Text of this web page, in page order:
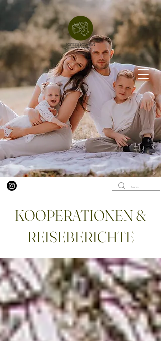
KOOPERATIONEN &
REISEBERICHTE